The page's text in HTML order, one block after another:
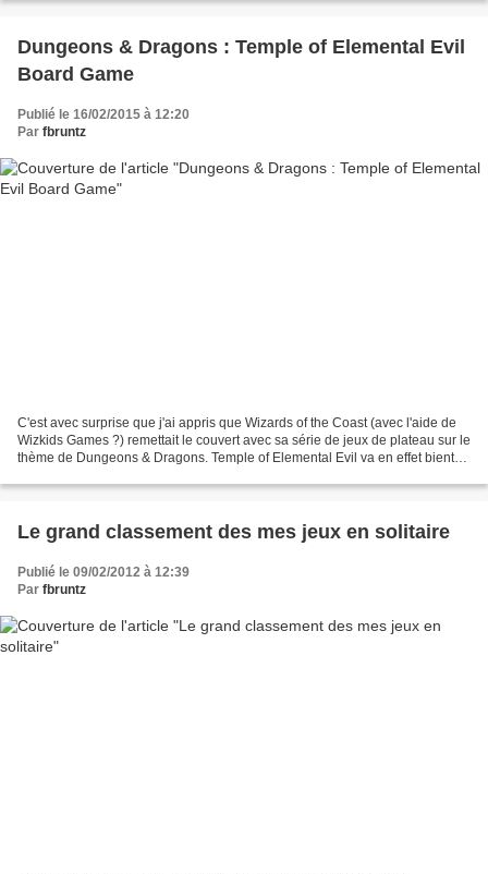
Dungeons & Dragons : Temple of Elemental Evil
Board Game
Publié le 16/02/2015 à 12:20
Par fbruntz
C'est avec surprise que j'ai appris que Wizards of the Coast (avec l'aide de
Wizkids Games ?) remettait le couvert avec sa série de jeux de plateau sur le
thème de Dungeons & Dragons. Temple of Elemental Evil va en effet bientôt
Le grand classement des mes jeux en solitaire
Publié le 09/02/2012 à 12:39
Par fbruntz